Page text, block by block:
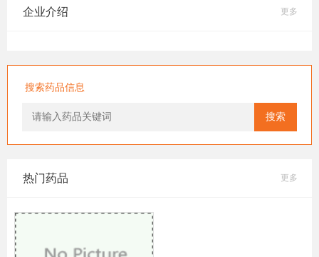
企业介绍 更多
搜索药品信息
搜索
热门药品 更多